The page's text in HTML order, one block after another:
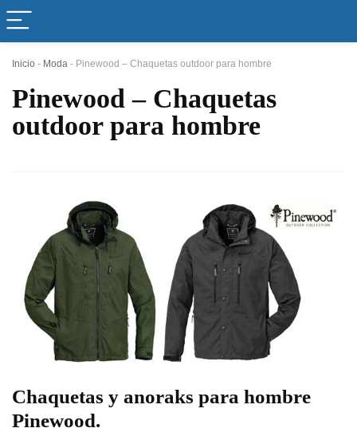
Inicio - Moda - Pinewood – Chaquetas outdoor para hombre
Pinewood – Chaquetas
outdoor para hombre
Chaquetas y anoraks para hombre
Pinewood.